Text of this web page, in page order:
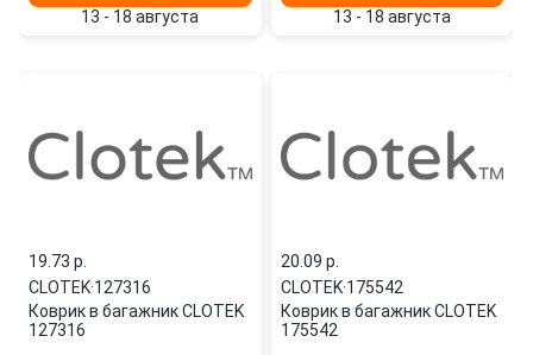
13 - 18 августа 13 - 18 августа
19.73 p.
CLOTEK·127316
Коврик в багажник CLOTEK
127316
20.09 p.
CLOTEK·175542
Коврик в багажник CLOTEK
175542